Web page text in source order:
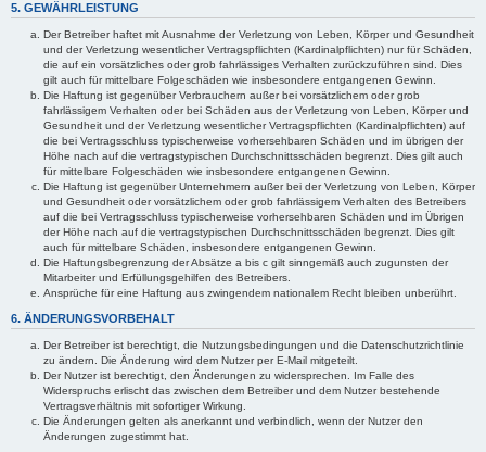
5. GEWÄHRLEISTUNG
Der Betreiber haftet mit Ausnahme der Verletzung von Leben, Körper und Gesundheit
und der Verletzung wesentlicher Vertragspflichten (Kardinalpflichten) nur für Schäden,
die auf ein vorsätzliches oder grob fahrlässiges Verhalten zurückzuführen sind. Dies
gilt auch für mittelbare Folgeschäden wie insbesondere entgangenen Gewinn.
Die Haftung ist gegenüber Verbrauchern außer bei vorsätzlichem oder grob
fahrlässigem Verhalten oder bei Schäden aus der Verletzung von Leben, Körper und
Gesundheit und der Verletzung wesentlicher Vertragspflichten (Kardinalpflichten) auf
die bei Vertragsschluss typischerweise vorhersehbaren Schäden und im übrigen der
Höhe nach auf die vertragstypischen Durchschnittsschäden begrenzt. Dies gilt auch
für mittelbare Folgeschäden wie insbesondere entgangenen Gewinn.
Die Haftung ist gegenüber Unternehmern außer bei der Verletzung von Leben, Körper
und Gesundheit oder vorsätzlichem oder grob fahrlässigem Verhalten des Betreibers
auf die bei Vertragsschluss typischerweise vorhersehbaren Schäden und im Übrigen
der Höhe nach auf die vertragstypischen Durchschnittsschäden begrenzt. Dies gilt
auch für mittelbare Schäden, insbesondere entgangenen Gewinn.
Die Haftungsbegrenzung der Absätze a bis c gilt sinngemäß auch zugunsten der
Mitarbeiter und Erfüllungsgehilfen des Betreibers.
Ansprüche für eine Haftung aus zwingendem nationalem Recht bleiben unberührt.
6. ÄNDERUNGSVORBEHALT
Der Betreiber ist berechtigt, die Nutzungsbedingungen und die Datenschutzrichtlinie
zu ändern. Die Änderung wird dem Nutzer per E-Mail mitgeteilt.
Der Nutzer ist berechtigt, den Änderungen zu widersprechen. Im Falle des
Widerspruchs erlischt das zwischen dem Betreiber und dem Nutzer bestehende
Vertragsverhältnis mit sofortiger Wirkung.
Die Änderungen gelten als anerkannt und verbindlich, wenn der Nutzer den
Änderungen zugestimmt hat.